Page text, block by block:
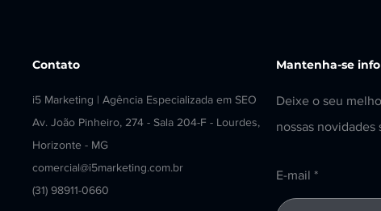
Contato
i5 Marketing | Agência Especializada em SEO em BH
Av. João Pinheiro, 274 - Sala 204-F - Lourdes, Belo
Horizonte - MG
comercial@i5marketing.com.br
(31) 98911-0660
Mantenha-se
Deixe o seu
nossas novidades
E-mail